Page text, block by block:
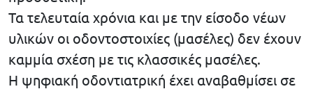
Τα τελευταία χρόνια και με την είσοδο νέων
υλικών οι οδοντοστοιχίες (μασέλες) δεν έχουν
καμμία σχέση με τις κλασσικές μασέλες.
Η ψηφιακή οδοντιατρική έχει αναβαθμίσει σε